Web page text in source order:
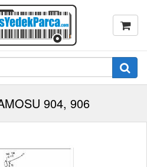
904, 906